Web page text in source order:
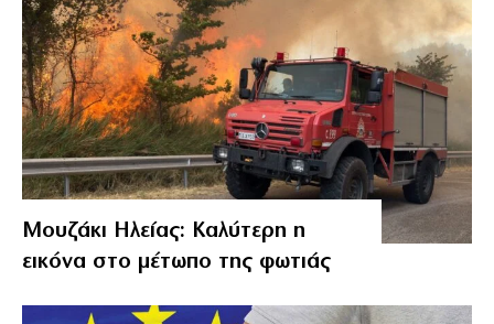
Μουζάκι Ηλείας: Καλύτερη η
εικόνα στο μέτωπο της φωτιάς